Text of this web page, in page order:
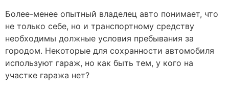
Более-менее опытный владелец авто понимает, что
не только себе, но и транспортному средству
необходимы должные условия пребывания за
городом. Некоторые для сохранности автомобиля
используют гараж, но как быть тем, у кого на
участке гаража нет?